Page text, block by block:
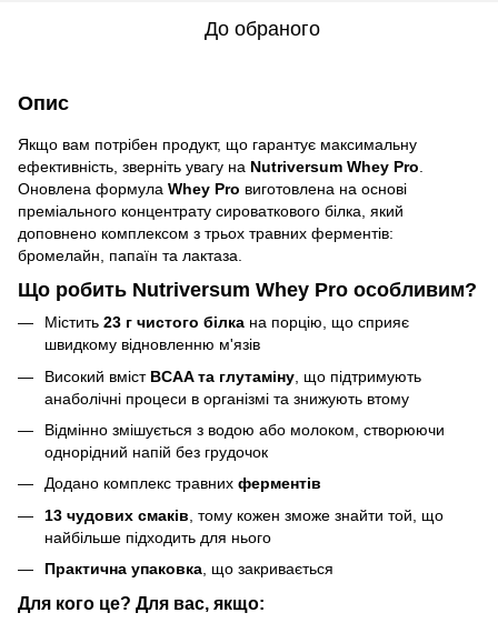
До обраного
Опис
Якщо вам потрібен продукт, що гарантує максимальну
ефективність, зверніть увагу на Nutriversum Whey Pro
Оновлена формула Whey Pro виготовлена на основі
преміального концентрату сироваткового білка, який
доповнено комплексом з трьох травних ферментів:
бромелайн, папаїн та лактаза.
Що робить Nutriversum Whey Pro особливим?
Містить 23 г чистого білка на порцію, що сприяє
швидкому відновленню м'язів
Високий вміст BCAA та глутаміну , що підтримують
анаболічні процеси в організмі та знижують втому
Відмінно змішується з водою або молоком, створюючи
однорідний напій без грудочок
Додано комплекс травних ферментів
13 чудових смаків , тому кожен зможе знайти той, що
найбільше підходить для нього
Практична упаковка , що закривається
Для кого це? Для вас, якщо: